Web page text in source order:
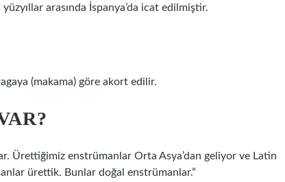
arasında İspanya’da icat edilmiştir.
(makama) göre akort edilir.
Ürettiğimiz enstrümanlar Orta Asya’dan geliyor ve Latin
ürettik. Bunlar doğal enstrümanlar.”